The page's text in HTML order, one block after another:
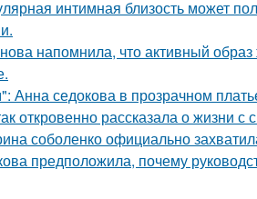
интимная близость может
напомнила, что активный
Анна седокова в прозрачном
откровенно рассказала о жизни с
соболенко официально
предположила, почему